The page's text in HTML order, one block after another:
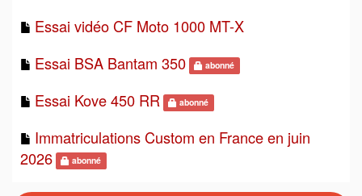
Essai vidéo CF Moto 1000 MT-X
Essai BSA Bantam 350
abonné
Essai Kove 450 RR abonné
Immatriculations Custom en France en juin
2026
abonné